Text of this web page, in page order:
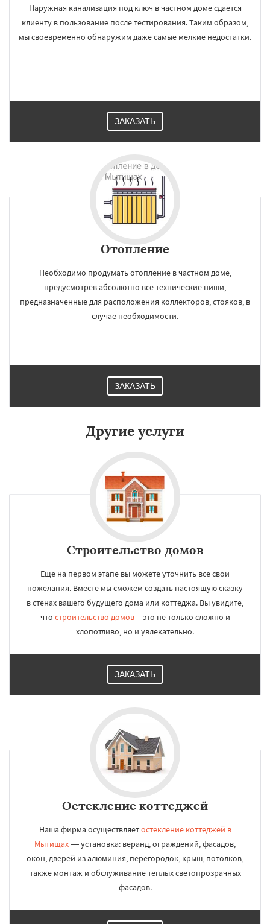
Наружная канализация под ключ в частном доме сдается
клиенту в пользование после тестирования. Таким образом,
мы своевременно обнаружим даже самые мелкие недостатки.
ЗАКАЗАТЬ
Отопление
Необходимо продумать отопление в частном доме,
предусмотрев абсолютно все технические ниши,
предназначенные для расположения коллекторов, стояков, в
случае необходимости.
ЗАКАЗАТЬ
Другие услуги
Строительство домов
Еще на первом этапе вы можете уточнить все свои
пожелания. Вместе мы сможем создать настоящую сказку
в стенах вашего будущего дома или коттеджа. Вы увидите,
что строительство домов– это не только сложно и
хлопотливо, но и увлекательно.
ЗАКАЗАТЬ
Остекление коттеджей
Наша фирма осуществляетостекление коттеджей в
Мытищах— установка: веранд, ограждений, фасадов,
окон, дверей из алюминия, перегородок, крыш, потолков,
также монтаж и обслуживание теплых светопрозрачных
фасадов.